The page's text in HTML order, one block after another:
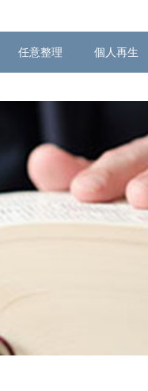
任意整理 個人再生